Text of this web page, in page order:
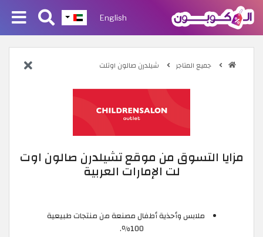
English
جميع المتاجر شيلدرن صالون اوتلت
مزايا التسوق من موقع تشيلدرن صالون اوت
لت الإمارات العربية
ملابس وأحذية أطفال مصنعة من منتجات طبيعية
100٪.